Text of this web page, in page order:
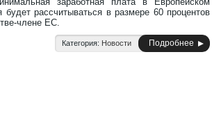
будет рассчитываться в размере 60 процентов
члене ЕС.
Категория: Новости Подробнее